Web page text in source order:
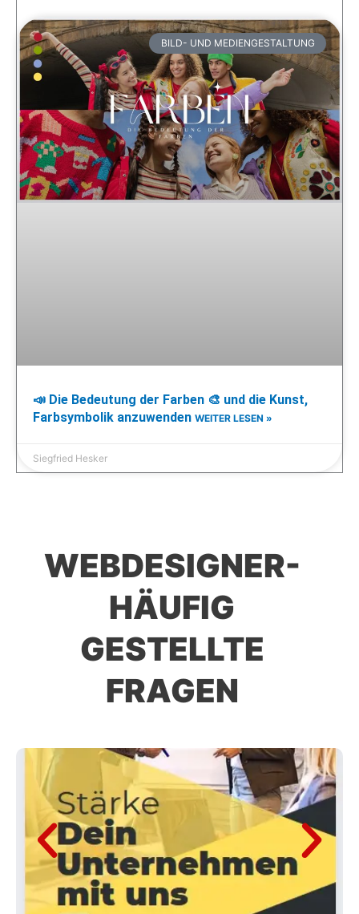
BILD- UND MEDIENGESTALTUNG
📣 Die Bedeutung der Farben 🎨 und die Kunst,
Farbsymbolik anzuwenden WEITER LESEN »
Siegfried Hesker
WEBDESIGNER-
HÄUFIG
GESTELLTE
FRAGEN